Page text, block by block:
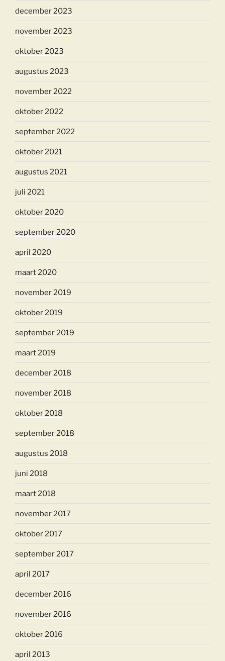
december 2023
november 2023
oktober 2023
augustus 2023
november 2022
oktober 2022
september 2022
oktober 2021
augustus 2021
juli 2021
oktober 2020
september 2020
april 2020
maart 2020
november 2019
oktober 2019
september 2019
maart 2019
december 2018
november 2018
oktober 2018
september 2018
augustus 2018
juni 2018
maart 2018
november 2017
oktober 2017
september 2017
april 2017
december 2016
november 2016
oktober 2016
april 2013